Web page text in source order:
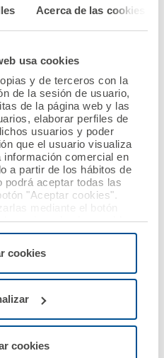
Acerca de las cookies
usa cookies
y de terceros con la
de la sesión de usuario,
de la página web y las
elaborar perfiles de
usuarios y poder
que el usuario visualiza
comercial en
a partir de los hábitos de
podrá aceptar todas las
"Aceptar cookies".
mediante el botón
todas las cookies
permitir el acceso a los
botón “Personalizar".
cookies
cookies
presentes por parte de
secretario del Consejo;
Oficial de Fisioterapeutas
es un motivo de gran
cuenta con más de
de RCP y con un equipo
en Derecho Sanitario
del Colegio, con el que se
recibirán la mejor
personalizado, las dos
la actuación de la
más de 50 años.